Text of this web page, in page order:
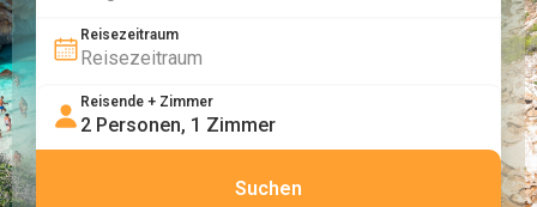
Reisezeitraum
Reisende + Zimmer
Suchen